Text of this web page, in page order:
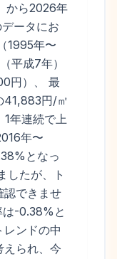
から2026年
ータにお
1995年〜
平成7年）
円）、 最
41,883円/㎡
1年連続で上
年〜
となっ
したが、ト
認できませ
は-0.38%と
ンドの中
えられ、今